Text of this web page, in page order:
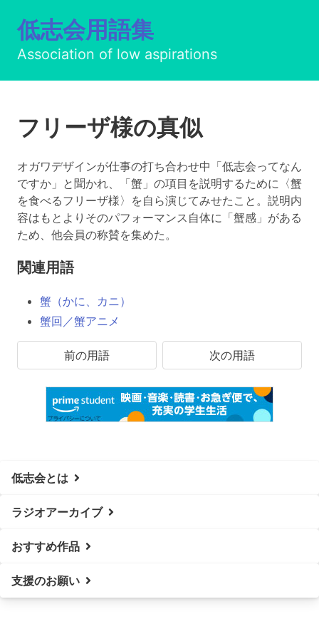
低志会用語集
Association of low aspirations
フリーザ様の真似
オガワデザインが仕事の打ち合わせ中「低志会ってなん
ですか」と聞かれ、「蟹」の項目を説明するために〈蟹
を食べるフリーザ様〉を自ら演じてみせたこと。説明内
容はもとよりそのパフォーマンス自体に「蟹感」がある
ため、他会員の称賛を集めた。
関連用語
蟹（かに、カニ）
蟹回／蟹アニメ
前の用語 次の用語
低志会とは
ラジオアーカイブ
おすすめ作品
支援のお願い